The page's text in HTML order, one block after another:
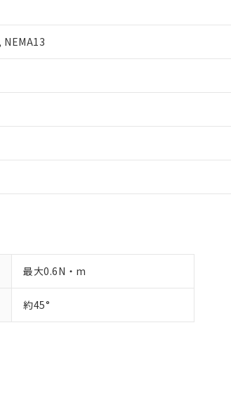
NEMA13
最大0.6N・m
約45°